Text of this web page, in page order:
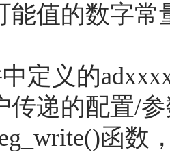
能值的数字常
定义的
传递的配置/
函